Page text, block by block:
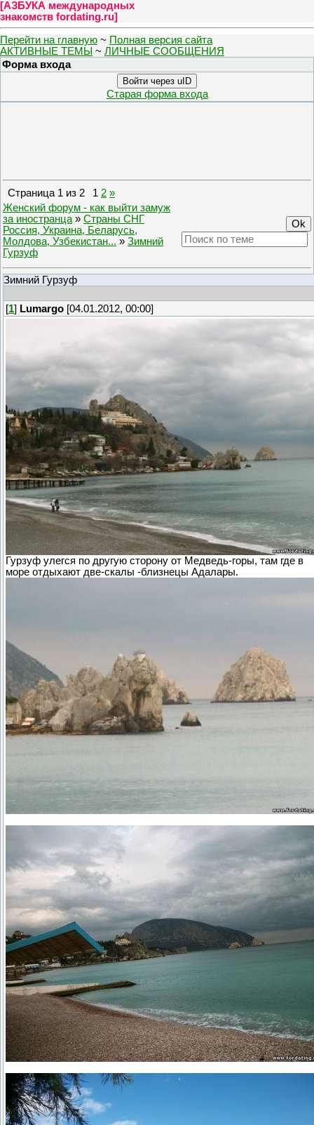
[АЗБУКА международных
знакомств fordating.ru]
Перейти на главную ~ Полная версия сайта
АКТИВНЫЕ ТЕМЫ ~ ЛИЧНЫЕ СООБЩЕНИЯ
Форма входа
Войти через uID
Старая форма входа
Страница 1 из 2 1 2 »
Женский форум - как выйти замуж
за иностранца » Страны СНГ
Россия, Украина, Беларусь,
Молдова, Узбекистан... » Зимний
Гурзуф
Зимний Гурзуф
[1] Lumargo [04.01.2012, 00:00]
Гурзуф улегся по другую сторону от Медведь-горы, там где в
море отдыхают две-скалы -близнецы Адалары.